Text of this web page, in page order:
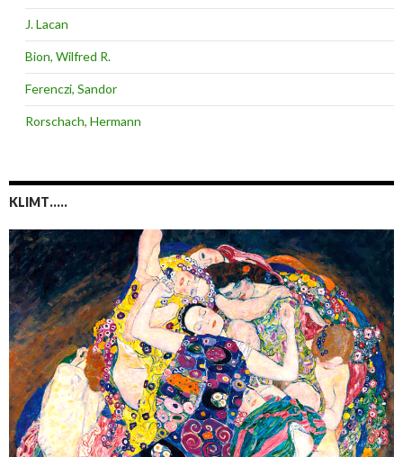
J. Lacan
Bion, Wilfred R.
Ferenczi, Sandor
Rorschach, Hermann
KLIMT…..